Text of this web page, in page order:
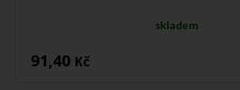
skladem
91,40 Kč